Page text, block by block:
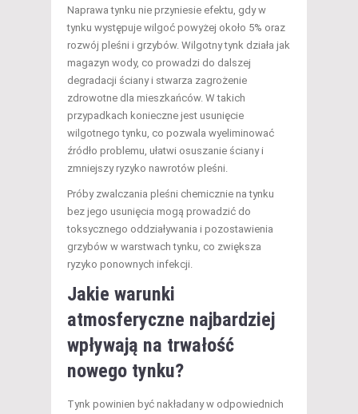
Naprawa tynku nie przyniesie efektu, gdy w
tynku występuje wilgoć powyżej około 5% oraz
rozwój pleśni i grzybów. Wilgotny tynk działa jak
magazyn wody, co prowadzi do dalszej
degradacji ściany i stwarza zagrożenie
zdrowotne dla mieszkańców. W takich
przypadkach konieczne jest usunięcie
wilgotnego tynku, co pozwala wyeliminować
źródło problemu, ułatwi osuszanie ściany i
zmniejszy ryzyko nawrotów pleśni.
Próby zwalczania pleśni chemicznie na tynku
bez jego usunięcia mogą prowadzić do
toksycznego oddziaływania i pozostawienia
grzybów w warstwach tynku, co zwiększa
ryzyko ponownych infekcji.
Jakie warunki
atmosferyczne najbardziej
wpływają na trwałość
nowego tynku?
Tynk powinien być nakładany w odpowiednich